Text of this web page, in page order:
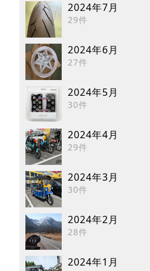
2024年7月
29件
2024年6月
27件
2024年5月
30件
2024年4月
29件
2024年3月
30件
2024年2月
28件
2024年1月